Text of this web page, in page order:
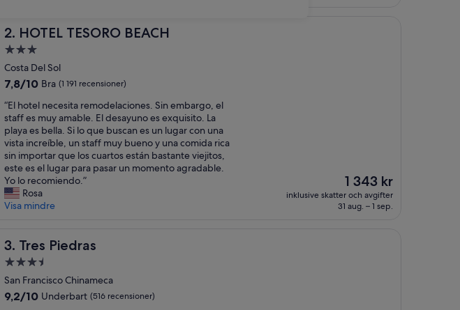
l
g
p
e
s
o
n
a
l
”
2. HOTEL TESORO BEACH
HOTEL TESORO BEACH
3.0-
stjärnigt
boende
Costa Del Sol
7.8
10,
Bra,
(1 191 recensioner)
7,8/10 Bra (1 191 recensioner)
“
E
l
h
o
t
e
l
n
e
t
a
“El hotel necesita remodelaciones. Sin embargo, el
staff es muy amable. El desayuno es exquisito. La
playa es bella. Si lo que buscan es un lugar con una
vista increíble, un staff muy bueno y una comida rica
sin importar que los cuartos están bastante viejitos,
este es el lugar para pasar un momento agradable.
Yo lo recomiendo.”
Rosa
Visa mindre
Priset
är
1 343 kr
1 343 kr
inklusive skatter och avgifter
31 aug. – 1 sep.
3. Tres Piedras
Tres Piedras
3.5-
stjärnigt
boende
San Francisco Chinameca
9.2
9,2/10 Underbart (516 recensioner)